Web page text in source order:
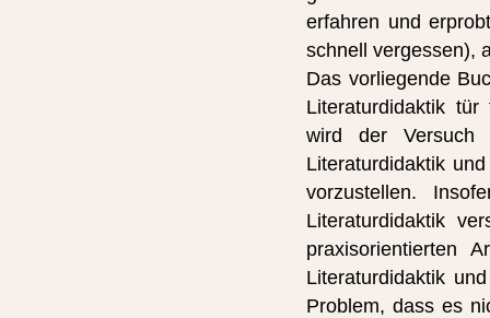
erfahren und
schnell vergessen),
Das vorliegende
Literaturdidaktik tür
wird der Versuch
Literaturdidaktik
vorzustellen.
Literaturdidaktik
praxisorientierten
Literaturdidaktik
Problem, dass es